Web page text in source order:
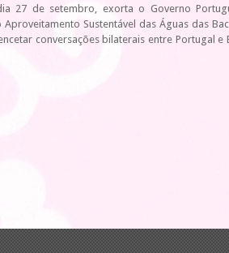
27 de setembro, exorta o Governo
Sustentável das Águas das
conversações bilaterais entre Portugal